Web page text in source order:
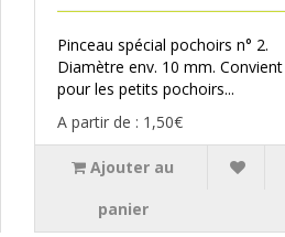
Pinceau spécial pochoirs n° 2.
Diamètre env. 10 mm. Convient
pour les petits pochoirs...
A partir de : 1,50€
Ajouter au
panier